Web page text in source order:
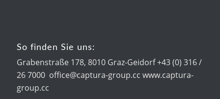
So finden Sie uns:
Grabenstraße 178, 8010 Graz-Geidorf +43 (0) 316 /
26 7000 office@captura-group.cc www.captura-
group.cc